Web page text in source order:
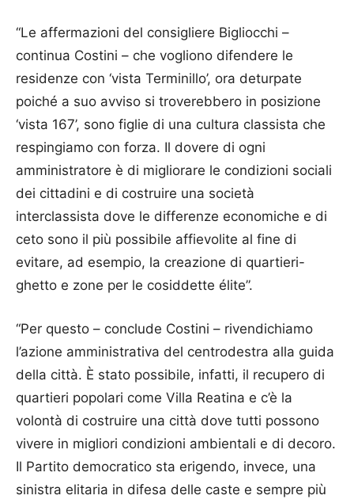
“Le affermazioni del consigliere Bigliocchi –
continua Costini – che vogliono difendere le
residenze con ‘vista Terminillo’, ora deturpate
poiché a suo avviso si troverebbero in posizione
‘vista 167’, sono figlie di una cultura classista che
respingiamo con forza. Il dovere di ogni
amministratore è di migliorare le condizioni sociali
dei cittadini e di costruire una società
interclassista dove le differenze economiche e di
ceto sono il più possibile affievolite al fine di
evitare, ad esempio, la creazione di quartieri-
ghetto e zone per le cosiddette élite”.
“Per questo – conclude Costini – rivendichiamo
l’azione amministrativa del centrodestra alla guida
della città. È stato possibile, infatti, il recupero di
quartieri popolari come Villa Reatina e c’è la
volontà di costruire una città dove tutti possono
vivere in migliori condizioni ambientali e di decoro.
Il Partito democratico sta erigendo, invece, una
sinistra elitaria in difesa delle caste e sempre più